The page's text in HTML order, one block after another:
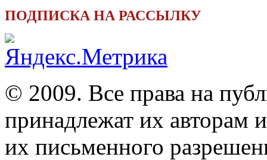
ПОДПИСКА НА РАССЫЛКУ
© 2009. Все права на
принадлежат их авторам
их письменного